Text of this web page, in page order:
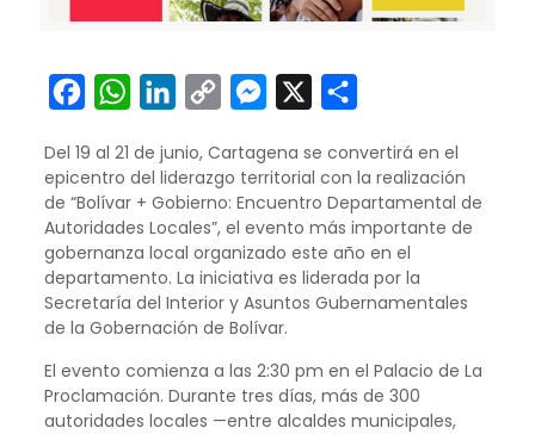
FacebookWhatsAppLinkedIn
Copy
Messenger
Del 19 al 21 de junio, Cartagena se convertirá en el
epicentro del liderazgo territorial con la realización
de “Bolívar + Gobierno: Encuentro Departamental de
Autoridades Locales”, el evento más importante de
gobernanza local organizado este año en el
departamento. La iniciativa es liderada por la
Secretaría del Interior y Asuntos Gubernamentales
de la Gobernación de Bolívar.
El evento comienza a las 2:30 pm en el Palacio de La
Proclamación. Durante tres días, más de 300
autoridades locales —entre alcaldes municipales,